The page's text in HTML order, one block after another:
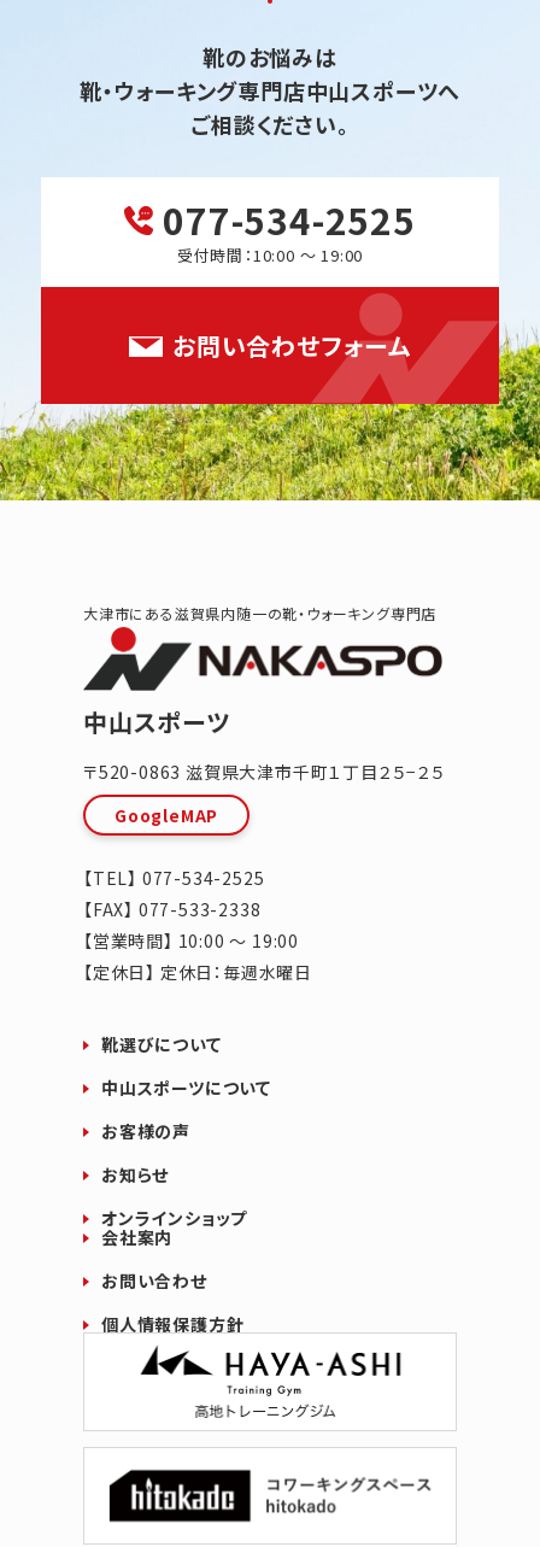
靴のお悩みは
靴・ウォーキング専門店中山スポーツへ
ご相談ください。
077-534-2525
受付時間：10:00 ～ 19:00
お問い合わせフォーム
大津市にある滋賀県内随一の靴・ウォーキング専門店
中山スポーツ
〒520-0863 滋賀県大津市千町１丁目２５−２５
GoogleMAP
【TEL】 077-534-2525
【FAX】 077-533-2338
【営業時間】 10:00 ～ 19:00
【定休日】 定休日：毎週水曜日
靴選びについて
中山スポーツについて
お客様の声
お知らせ
オンラインショップ
会社案内
お問い合わせ
個人情報保護方針